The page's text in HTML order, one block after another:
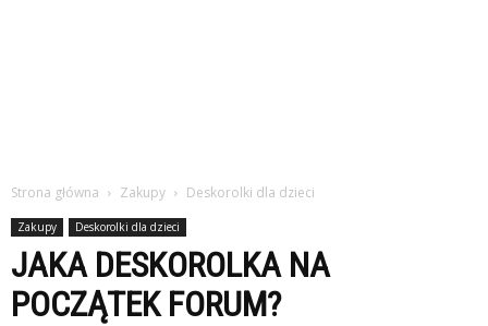
Strona główna Zakupy Deskorolki dla dzieci
Zakupy Deskorolki dla dzieci
JAKA DESKOROLKA NA
POCZĄTEK FORUM?